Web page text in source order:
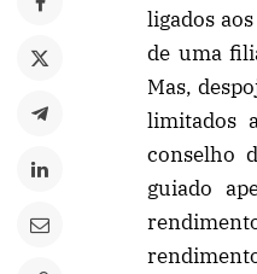
ligados
de uma
Mas,
limitados
conselho
guiado